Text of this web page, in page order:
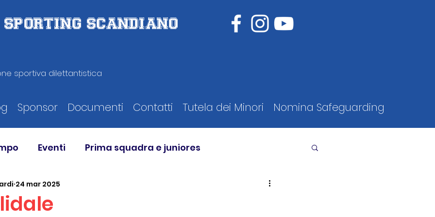
SPORTING SCANDIANO
sportiva dilettantistica
Sponsor Documenti Contatti Tutela dei Minori Nomina Safeguarding
Eventi Prima squadra e juniores
24 mar 2025